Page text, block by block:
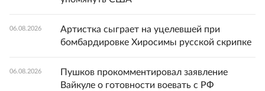
06.08.2026
Артистка сыграет на уцелевшей при
бомбардировке Хиросимы русской скрипке
06.08.2026
Пушков прокомментировал заявление
Вайкуле о готовности воевать с РФ